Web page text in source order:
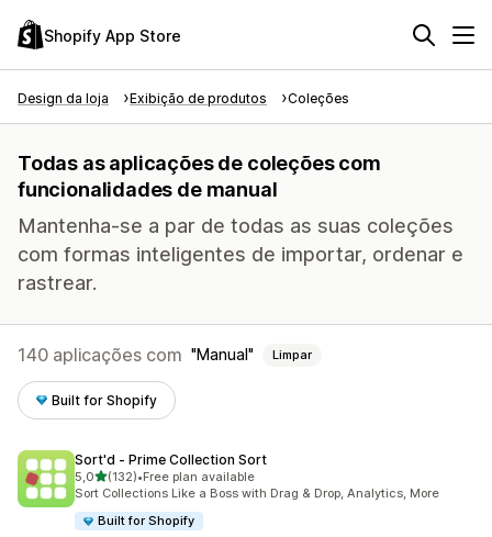
Shopify App Store
Design da loja Exibição de produtos Coleções
Todas as aplicações de coleções com
funcionalidades de manual
Mantenha-se a par de todas as suas coleções
com formas inteligentes de importar, ordenar e
rastrear.
140 aplicações com Manual Limpar
Built for Shopify
Sort'd ‑ Prime Collection Sort
5,0de 5 estrelas
(132)
132 total de avaliações
•Free plan available
Sort Collections Like a Boss with Drag & Drop, Analytics, More
Built for Shopify